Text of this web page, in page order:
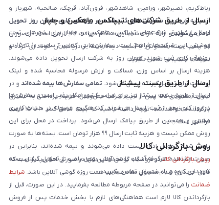
رباط‌کریم، نصیرشهر، ورامین، شاهدشهر، فرون‌آباد، قرچک، صالحیه، شهریار و
اندیشه می‌شود. سفارش‌های ثبت‌شده در روزهای کاری همان روز تحویل
داده می‌شوندو ارائه کارت شناسایی هنگام دریافت کالا الزامی است. در صورتی
که پلمپ بسته مخدوش یا آسیب دیده باشد، از دریافت آن خودداری کرده و
سریعاً با پشتیبانی تماس بگیرید.
ارسال از طریق شرکت‌های تیپاکس، ماهکس و چاپار
ارسال از طریق شرکت‌های تیپاکس، ماهکس و چاپار برای شهرهای تحت
پوشش این شرکت‌ها فراهم است. سفارش‌هایی که بین ساعت ۱۰ تا ۱۵ در
روزهای کاری ثبت شوند، همان روز به شرکت ارسال تحویل داده می‌شوند.
هزینه ارسال بر اساس وزن، مسافت و ارزش مرسوله محاسبه شده و لینک
پرداخت برای تحویل‌گیرنده ارسال می‌شود. تمامی سفارش‌ها بیمه شده‌اند و در
صورت مفقودی کالا، پس از تایید شرکت حمل‌ونقل، هزینه پرداختی به مشتری
بازگردانده خواهد شد. توجه داشته باشید که بیمه شامل کسر ۱۰ تا ۱۵ درصد
فرانشیز است.
ارسال از طریق پست پیشتاز
ارسال از طریق پست پیشتاز نیز برای سراسر کشور امکان‌پذیر است و سفارش‌ها
در روز کاری بعد از ثبت، ارسال می‌شوند. کد رهگیری مرسوله در حساب کاربری
مشتری و همچنین از طریق پیامک ارسال می‌شود. پرداخت در محل برای این
روش ممکن نیست و هزینه ثابت ارسال ۹۹ هزار تومان است. بسته‌ها به صورت
پلمپ شده تحویل اداره پست داده می‌شوند و بیمه شده‌اند، بنابراین در
صورت مشاهده هرگونه آسیب یا مخدوش بودن پلمپ، از تحویل گرفتن بسته
خودداری کرده و با پشتیبانی تماس بگیرید.
روش بازگردانی کالا
روش بازگردانی کالادر فروشگاه گوشی آنلاین تنها در صورتی امکان‌پذیر است که
کالای خریداری شده مشمول مفاد ضمانت هفت روزه گوشی آنلاین باشد. شرایط
ضمانت را می‌توانید در صفحه مربوطه مطالعه بفرمایید. در این صورت، قبل از
بازگرداندن کالا لازم است هماهنگی‌های لازم با بخش خدمات پس از فروش